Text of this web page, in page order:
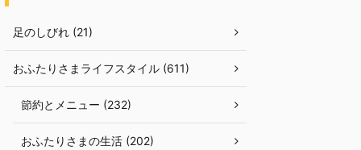
足のしびれ (21)
おふたりさまライフスタイル (611)
節約とメニュー (232)
おふたりさまの生活 (202)